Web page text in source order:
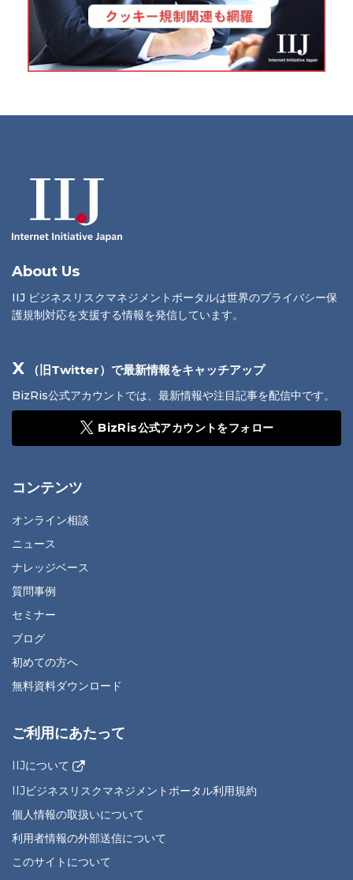
About Us
IIJ ビジネスリスクマネジメントポータルは世界のプライバシー保
護規制対応を支援する情報を発信しています。
X （旧Twitter）で最新情報をキャッチアップ
BizRis公式アカウントでは、最新情報や注目記事を配信中です。
BizRis公式アカウントをフォロー
コンテンツ
オンライン相談
ニュース
ナレッジベース
質問事例
セミナー
ブログ
初めての方へ
無料資料ダウンロード
ご利用にあたって
IIJについて
IIJビジネスリスクマネジメントポータル利用規約
個人情報の取扱いについて
利用者情報の外部送信について
このサイトについて